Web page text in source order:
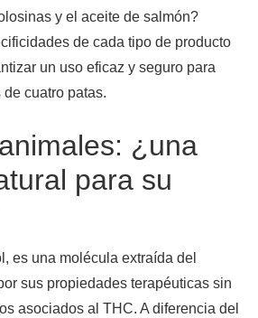
y el aceite de salmón?
de cada tipo de producto
un uso eficaz y seguro para
cuatro patas.
¿una
para su
es una molécula extraída del
sus propiedades terapéuticas sin
asociados al THC. A diferencia del